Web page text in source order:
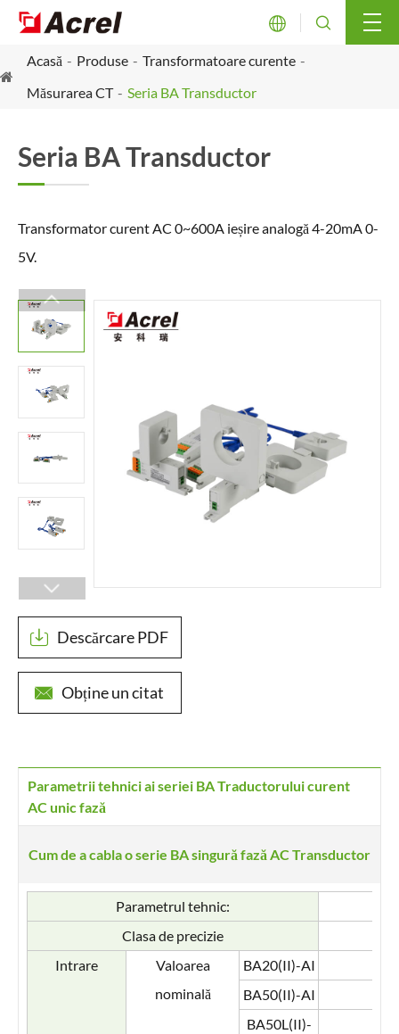
 
Acasă Produse
Transformatoare curente
Măsurarea CT
Seria BA Transductor
Seria BA Transductor
Transformator curent AC 0~600A ieșire analogă 4-20mA 0-
5V.


 Descărcare PDF
 Obține un citat
Parametrii tehnici ai seriei BA Traductorului curent
AC unic fază
Cum de a cabla o serie BA singură fază AC Transductor
Parametrul tehnic:
Clasa de precizie
Intrare
Valoarea
nominală
BA20(II)-AI
BA50(II)-AI
BA50L(II)-